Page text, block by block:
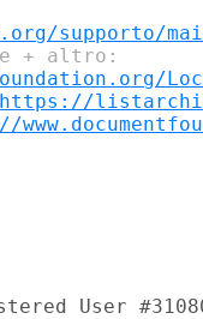
supporto/
https://
User